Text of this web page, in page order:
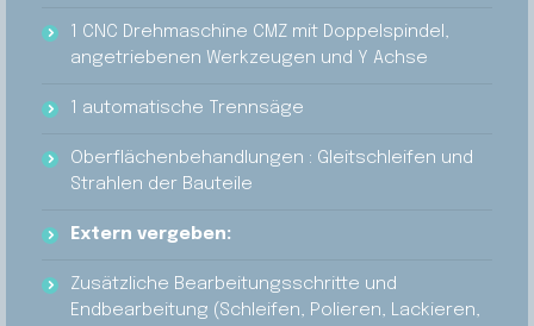
1 CNC Drehmaschine CMZ mit Doppelspindel,
angetriebenen Werkzeugen und Y Achse
1 automatische Trennsäge
Oberflächenbehandlungen : Gleitschleifen und
Strahlen der Bauteile
Extern vergeben:
Zusätzliche Bearbeitungsschritte und
Endbearbeitung (Schleifen, Polieren, Lackieren,